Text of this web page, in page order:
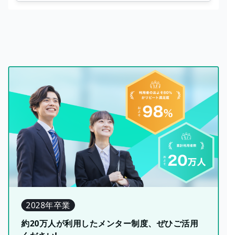
2028年卒業
約20万人が利用したメンター制度、ぜひご活用